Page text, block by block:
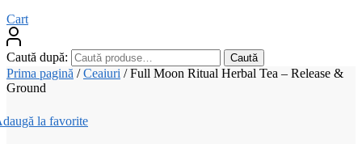
Cart
Caută după: Caută
Prima pagină /Ceaiuri /Full Moon Ritual Herbal Tea – Release &
Ground
la favorite